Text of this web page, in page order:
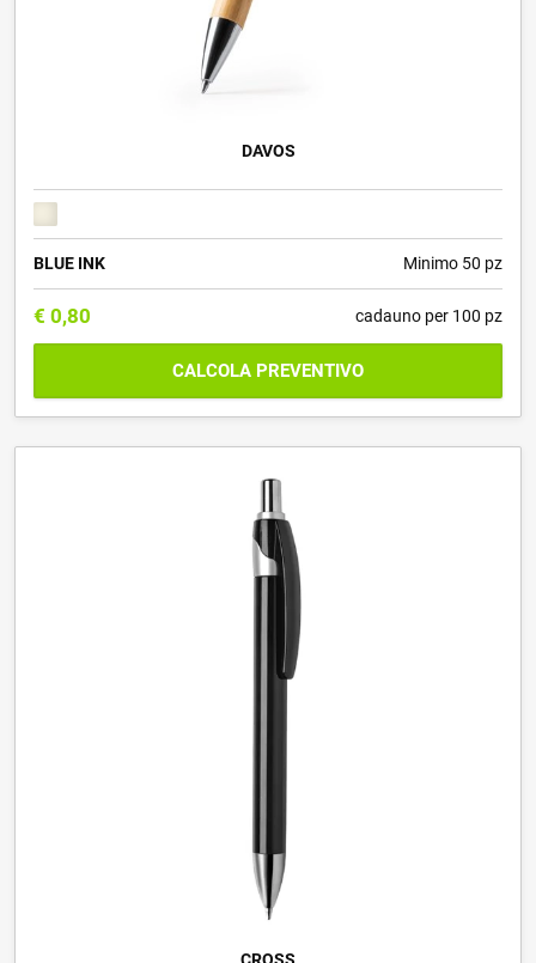
DAVOS
BLUE INK Minimo 50 pz
€ 0,80 cadauno per 100 pz
CALCOLA PREVENTIVO